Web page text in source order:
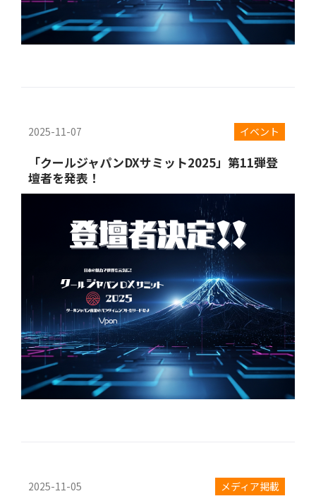
2025-11-07 イベント
「クールジャパンDXサミット2025」第11弾登
壇者を発表！
2025-11-05 メディア掲載